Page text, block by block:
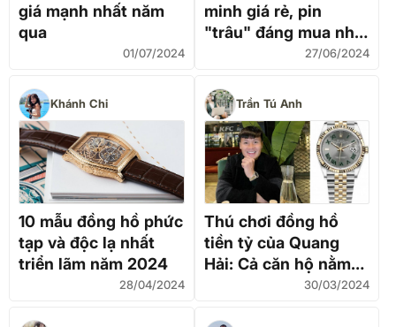
giá mạnh nhất năm
qua
01/07/2024
minh giá rẻ, pin
"trâu" đáng mua nhất
27/06/2024
Khánh Chi
10 mẫu đồng hồ phức
tạp và độc lạ nhất
triển lãm năm 2024
28/04/2024
Trần Tú Anh
Thú chơi đồng hồ
tiền tỷ của Quang
Hải: Cả căn hộ nằm
gọn trên tay, có mẫu
30/03/2024